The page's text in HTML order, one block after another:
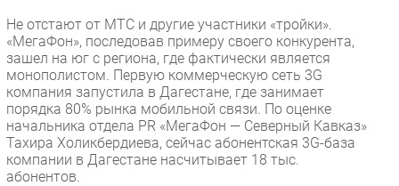
IT класс
Тестовый стенд
Каталог компаний
Не отстают от МТС и другие участники «тройки».
«МегаФон», последовав примеру своего конкурента,
зашел на юг с региона, где фактически является
монополистом. Первую коммерческую сеть 3G
компания запустила в Дагестане, где занимает
порядка 80% рынка мобильной связи. По оценке
начальника отдела PR «МегаФон — Северный Кавказ»
Тахира Холикбердиева, сейчас абонентская 3G-база
компании в Дагестане насчитывает 18 тыс.
абонентов.